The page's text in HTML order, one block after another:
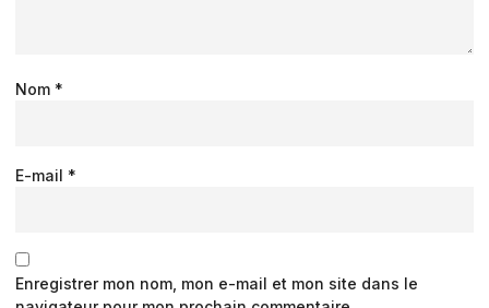
Nom *
E-mail *
Enregistrer mon nom, mon e-mail et mon site dans le